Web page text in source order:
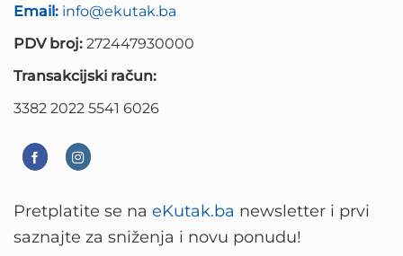
Email: info@ekutak.ba
PDV broj: 272447930000
Transakcijski račun:
3382 2022 5541 6026
Pretplatite se na eKutak.ba newsletter i prvi
saznajte za sniženja i novu ponudu!